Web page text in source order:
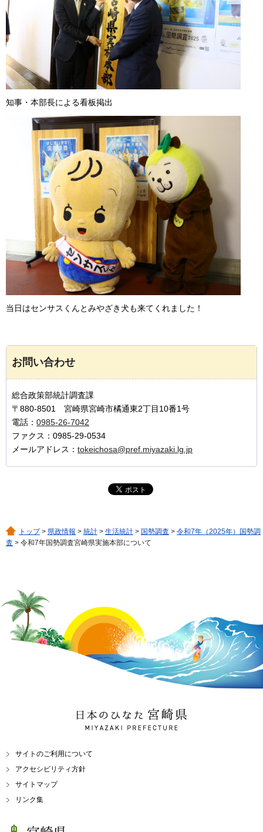
知事・本部長による看板掲出
当日はセンサスくんとみやざき犬も来てくれました！
お問い合わせ
総合政策部統計調査課
〒880-8501 宮崎県宮崎市橘通東2丁目10番1号
電話： 0985-26-7042
ファクス：0985-29-0534
メールアドレス： tokeichosa@pref.miyazaki.lg.jp
トップ> 県政情報 > 統計 > 生活統計 > 国勢調査 > 令和7年（2025年）国勢調
査 > 令和7年国勢調査宮崎県実施本部について
日本のひなた 宮崎県
MIYAZAKI PREFECTURE
サイトのご利用について
アクセシビリティ方針
サイトマップ
リンク集